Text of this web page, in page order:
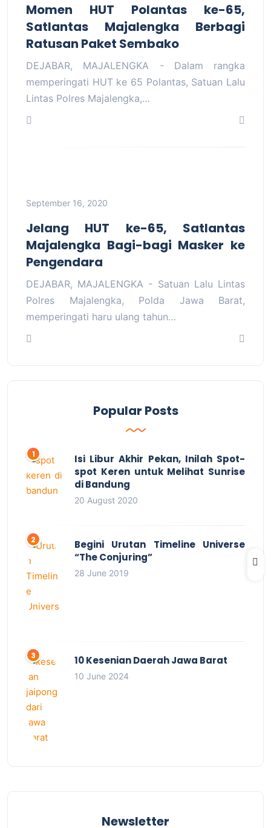
Momen HUT Polantas ke-65,
Satlantas Majalengka Berbagi
Ratusan Paket Sembako
DEJABAR, MAJALENGKA - Dalam rangka
memperingati HUT ke 65 Polantas, Satuan Lalu
Lintas Polres Majalengka,…
September 16, 2020
Jelang HUT ke-65, Satlantas
Majalengka Bagi-bagi Masker ke
Pengendara
DEJABAR, MAJALENGKA - Satuan Lalu Lintas
Polres Majalengka, Polda Jawa Barat,
memperingati haru ulang tahun…
Popular Posts
Isi Libur Akhir Pekan, Inilah Spot-
spot Keren untuk Melihat Sunrise
di Bandung
20 August 2020
Begini Urutan Timeline Universe
“The Conjuring”
28 June 2019
10 Kesenian Daerah Jawa Barat
10 June 2024
Newsletter